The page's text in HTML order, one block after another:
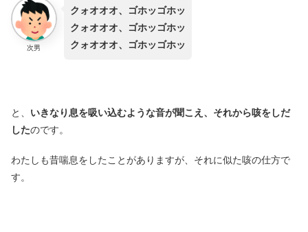
次男
クォオオオ、ゴホッゴホッ
クォオオオ、ゴホッゴホッ
クォオオオ、ゴホッゴホッ
と、 いきなり息を吸い込むような音が聞こえ、それから咳をしだ
したのです。
わたしも昔喘息をしたことがありますが、それに似た咳の仕方で
す。